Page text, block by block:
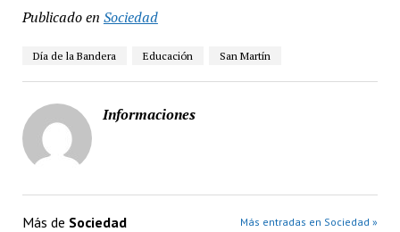
Publicado en Sociedad
Día de la Bandera Educación San Martín
Informaciones
Más de Sociedad Más entradas en Sociedad »